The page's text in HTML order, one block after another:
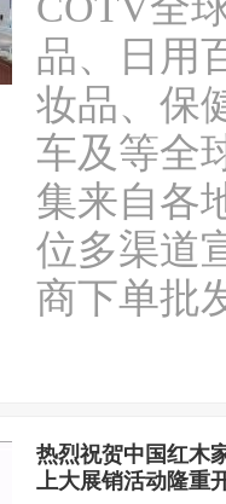
品、日用
妆品、保
车及等全
集来自各
位多渠道
商下单批
热烈祝贺中国红木
上大展销活动隆重